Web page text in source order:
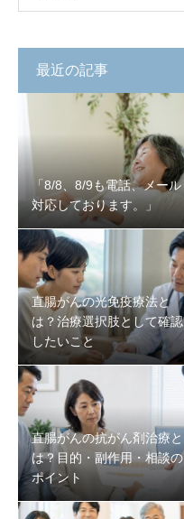
最近の記事
「8/8、8/9も電話、メール
対応しております。」
直腸がんの光免疫療法と
は？治療選択肢として確認
したいこと
直腸がんの抗がん剤治療と
は？目的・副作用・相談の
ポイント